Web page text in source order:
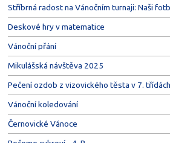
Stříbrná radost na Vánočním turnaji: Naši
Deskové hry v matematice
Vánoční přání
Mikulášská návštěva 2025
Pečení ozdob z vizovického těsta v 7. třídách
Vánoční koledování
Černovické Vánoce